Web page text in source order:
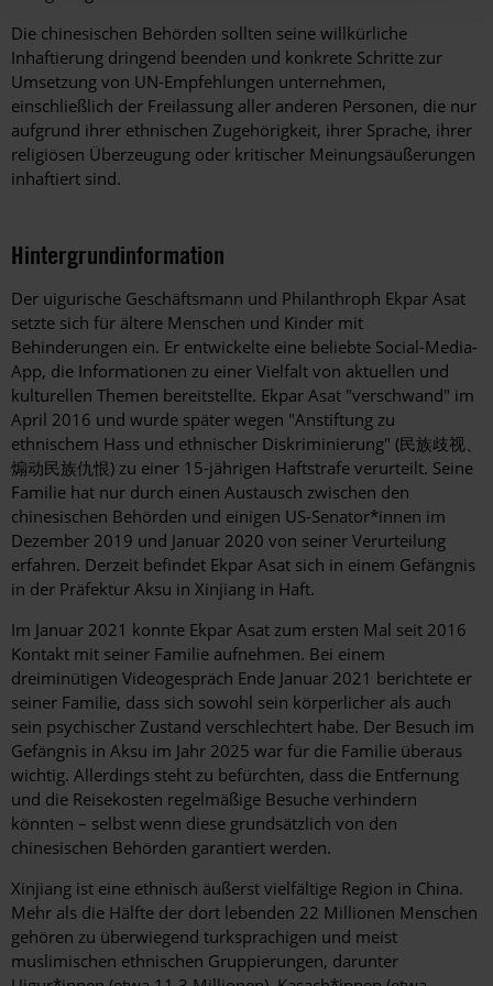
Die chinesischen Behörden sollten seine willkürliche
Inhaftierung dringend beenden und konkrete Schritte zur
Umsetzung von UN-Empfehlungen unternehmen,
einschließlich der Freilassung aller anderen Personen, die nur
aufgrund ihrer ethnischen Zugehörigkeit, ihrer Sprache, ihrer
religiösen Überzeugung oder kritischer Meinungsäußerungen
inhaftiert sind.
Hintergrundinformation
Hintergrund
Der uigurische Geschäftsmann und Philanthroph Ekpar Asat
setzte sich für ältere Menschen und Kinder mit
Behinderungen ein. Er entwickelte eine beliebte Social-Media-
App, die Informationen zu einer Vielfalt von aktuellen und
kulturellen Themen bereitstellte. Ekpar Asat "verschwand" im
April 2016 und wurde später wegen "Anstiftung zu
ethnischem Hass und ethnischer Diskriminierung" (民族歧视、
煽动民族仇恨) zu einer 15-jährigen Haftstrafe verurteilt. Seine
Familie hat nur durch einen Austausch zwischen den
chinesischen Behörden und einigen US-Senator*innen im
Dezember 2019 und Januar 2020 von seiner Verurteilung
erfahren. Derzeit befindet Ekpar Asat sich in einem Gefängnis
in der Präfektur Aksu in Xinjiang in Haft.
Im Januar 2021 konnte Ekpar Asat zum ersten Mal seit 2016
Kontakt mit seiner Familie aufnehmen. Bei einem
dreiminütigen Videogespräch Ende Januar 2021 berichtete er
seiner Familie, dass sich sowohl sein körperlicher als auch
sein psychischer Zustand verschlechtert habe. Der Besuch im
Gefängnis in Aksu im Jahr 2025 war für die Familie überaus
wichtig. Allerdings steht zu befürchten, dass die Entfernung
und die Reisekosten regelmäßige Besuche verhindern
könnten – selbst wenn diese grundsätzlich von den
chinesischen Behörden garantiert werden.
Xinjiang ist eine ethnisch äußerst vielfältige Region in China.
Mehr als die Hälfte der dort lebenden 22 Millionen Menschen
gehören zu überwiegend turksprachigen und meist
muslimischen ethnischen Gruppierungen, darunter